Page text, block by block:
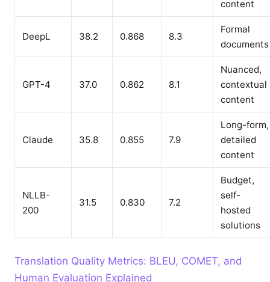
content
DeepL 38.2 0.868 8.3
Formal
documents
GPT-4 37.0 0.862 8.1
Nuanced,
contextual
content
Claude 35.8 0.855 7.9
Long-form,
detailed
content
NLLB-
200
31.5 0.830 7.2
Budget,
self-
hosted
solutions
Translation Quality Metrics: BLEU, COMET, and
Human Evaluation Explained